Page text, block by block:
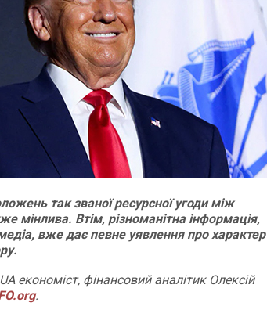
так званої ресурсної угоди між
мінлива. Втім, різноманітна інформація,
вже дає певне уявлення про характер
економіст, фінансовий аналітик Олексій
.